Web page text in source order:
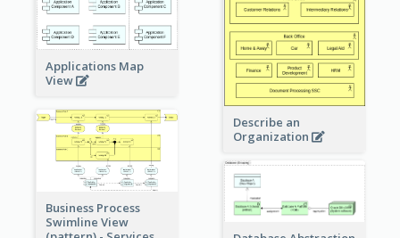
Applications Map
View
Describe an
Organization
Business Process
Swimline View